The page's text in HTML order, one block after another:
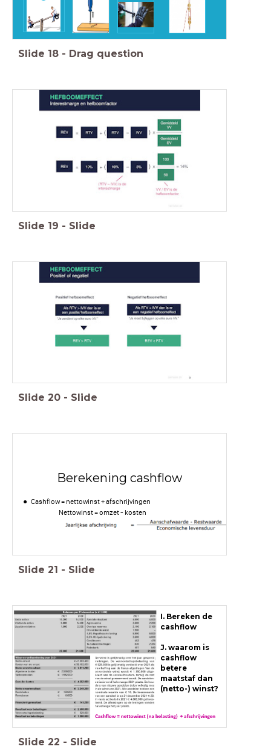
Slide 18 - Drag question
Slide 19 - Slide
Slide 20 - Slide
Berekening cashflow
Cashflow = nettowinst + afschrijvingen
Nettowinst = omzet - kosten
Slide 21 - Slide
I. Bereken de
cashflow
J. waarom is
cashflow
betere
maatstaf dan
(netto-) winst?
Slide 22 - Slide